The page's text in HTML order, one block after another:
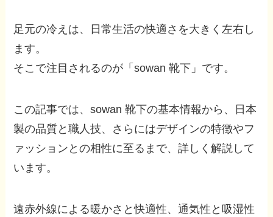
足元の冷えは、日常生活の快適さを大きく左右し
ます。
そこで注目されるのが「sowan 靴下」です。
この記事では、sowan 靴下の基本情報から、日本
製の品質と職人技、さらにはデザインの特徴やフ
ァッションとの相性に至るまで、詳しく解説して
います。
遠赤外線による暖かさと快適性、通気性と吸湿性